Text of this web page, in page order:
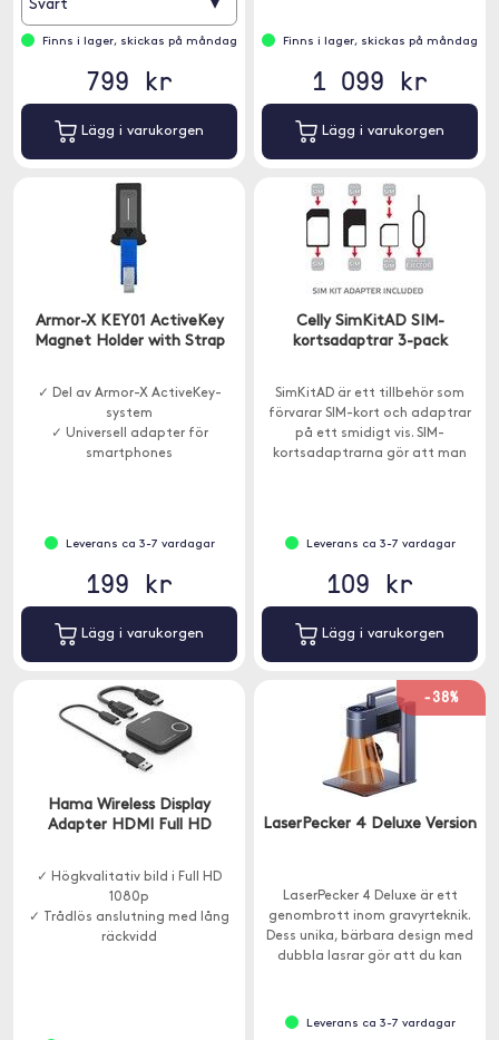
Svart
Finns i lager, skickas på måndag
799 kr
Lägg i varukorgen
Finns i lager, skickas på måndag
1 099 kr
Lägg i varukorgen
Armor-X KEY01 ActiveKey
Magnet Holder with Strap
✓ Del av Armor-X ActiveKey-
system
✓ Universell adapter för
smartphones
Leverans ca 3-7 vardagar
199 kr
Lägg i varukorgen
Celly SimKitAD SIM-
kortsadaptrar 3-pack
SimKitAD är ett tillbehör som
förvarar SIM-kort och adaptrar
på ett smidigt vis. SIM-
kortsadaptrarna gör att man
Leverans ca 3-7 vardagar
109 kr
Lägg i varukorgen
Hama Wireless Display
Adapter HDMI Full HD
✓ Högkvalitativ bild i Full HD
1080p
✓ Trådlös anslutning med lång
räckvidd
-38%
LaserPecker 4 Deluxe Version
LaserPecker 4 Deluxe är ett
genombrott inom gravyrteknik.
Dess unika, bärbara design med
dubbla lasrar gör att du kan
Leverans ca 3-7 vardagar